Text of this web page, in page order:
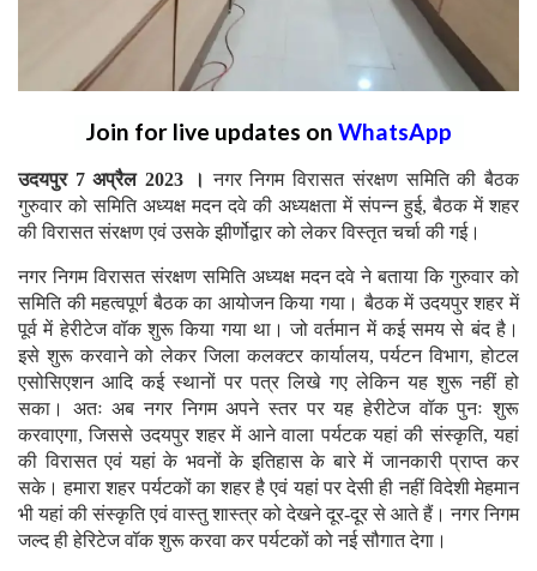
Join for live updates on WhatsApp
उदयपुर 7 अप्रैल 2023 ।नगर निगम विरासत संरक्षण समिति की बैठक
गुरुवार को समिति अध्यक्ष मदन दवे की अध्यक्षता में संपन्न हुई, बैठक में शहर
की विरासत संरक्षण एवं उसके झीर्णोद्वार को लेकर विस्तृत चर्चा की गई।
नगर निगम विरासत संरक्षण समिति अध्यक्ष मदन दवे ने बताया कि गुरुवार को
समिति की महत्वपूर्ण बैठक का आयोजन किया गया। बैठक में उदयपुर शहर में
पूर्व में हेरीटेज वॉक शुरू किया गया था। जो वर्तमान में कई समय से बंद है।
इसे शुरू करवाने को लेकर जिला कलक्टर कार्यालय, पर्यटन विभाग, होटल
एसोसिएशन आदि कई स्थानों पर पत्र लिखे गए लेकिन यह शुरू नहीं हो
सका। अतः अब नगर निगम अपने स्तर पर यह हेरीटेज वॉक पुनः शुरू
करवाएगा, जिससे उदयपुर शहर में आने वाला पर्यटक यहां की संस्कृति, यहां
की विरासत एवं यहां के भवनों के इतिहास के बारे में जानकारी प्राप्त कर
सके। हमारा शहर पर्यटकों का शहर है एवं यहां पर देसी ही नहीं विदेशी मेहमान
भी यहां की संस्कृति एवं वास्तु शास्त्र को देखने दूर-दूर से आते हैं। नगर निगम
जल्द ही हेरिटेज वॉक शुरू करवा कर पर्यटकों को नई सौगात देगा।